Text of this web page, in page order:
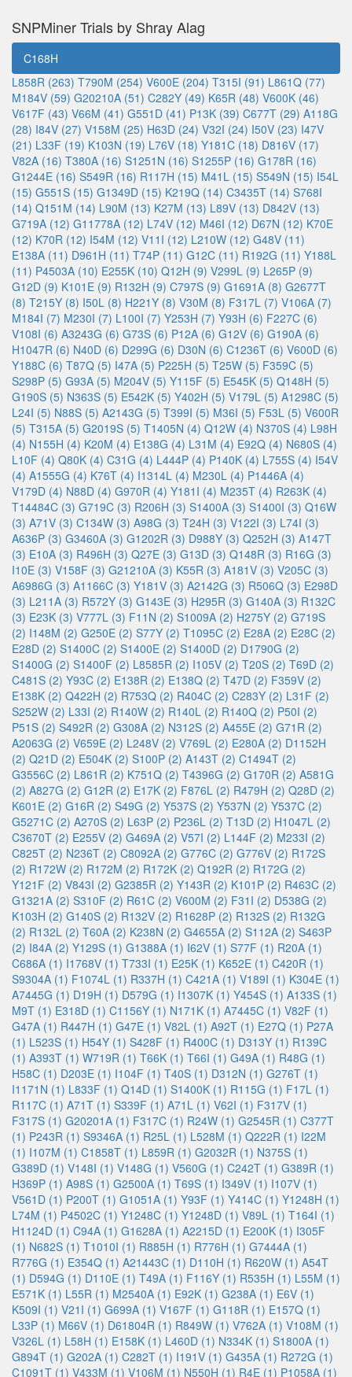
SNPMiner Trials by Shray Alag
C168H
L858R (263) T790M (254) V600E (204) T315I (91) L861Q (77)
M184V (59) G20210A (51) C282Y (49) K65R (48) V600K (46)
V617F (43) V66M (41) G551D (41) P13K (39) C677T (29) A118G
(28) I84V (27) V158M (25) H63D (24) V32I (24) I50V (23) I47V
(21) L33F (19) K103N (19) L76V (18) Y181C (18) D816V (17)
V82A (16) T380A (16) S1251N (16) S1255P (16) G178R (16)
G1244E (16) S549R (16) R117H (15) M41L (15) S549N (15) I54L
(15) G551S (15) G1349D (15) K219Q (14) C3435T (14) S768I
(14) Q151M (14) L90M (13) K27M (13) L89V (13) D842V (13)
G719A (12) G11778A (12) L74V (12) M46I (12) D67N (12) K70E
(12) K70R (12) I54M (12) V11I (12) L210W (12) G48V (11)
E138A (11) D961H (11) T74P (11) G12C (11) R192G (11) Y188L
(11) P4503A (10) E255K (10) Q12H (9) V299L (9) L265P (9)
G12D (9) K101E (9) R132H (9) C797S (9) G1691A (8) G2677T
(8) T215Y (8) I50L (8) H221Y (8) V30M (8) F317L (7) V106A (7)
M184I (7) M230I (7) L100I (7) Y253H (7) Y93H (6) F227C (6)
V108I (6) A3243G (6) G73S (6) P12A (6) G12V (6) G190A (6)
H1047R (6) N40D (6) D299G (6) D30N (6) C1236T (6) V600D (6)
Y188C (6) T87Q (5) I47A (5) P225H (5) T25W (5) F359C (5)
S298P (5) G93A (5) M204V (5) Y115F (5) E545K (5) Q148H (5)
G190S (5) N363S (5) E542K (5) Y402H (5) V179L (5) A1298C (5)
L24I (5) N88S (5) A2143G (5) T399I (5) M36I (5) F53L (5) V600R
(5) T315A (5) G2019S (5) T1405N (4) Q12W (4) N370S (4) L98H
(4) N155H (4) K20M (4) E138G (4) L31M (4) E92Q (4) N680S (4)
L10F (4) Q80K (4) C31G (4) L444P (4) P140K (4) L755S (4) I54V
(4) A1555G (4) K76T (4) I1314L (4) M230L (4) P1446A (4)
V179D (4) N88D (4) G970R (4) Y181I (4) M235T (4) R263K (4)
T14484C (3) G719C (3) R206H (3) S1400A (3) S1400I (3) Q16W
(3) A71V (3) C134W (3) A98G (3) T24H (3) V122I (3) L74I (3)
A636P (3) G3460A (3) G1202R (3) D988Y (3) Q252H (3) A147T
(3) E10A (3) R496H (3) Q27E (3) G13D (3) Q148R (3) R16G (3)
I10E (3) V158F (3) G21210A (3) K55R (3) A181V (3) V205C (3)
A6986G (3) A1166C (3) Y181V (3) A2142G (3) R506Q (3) E298D
(3) L211A (3) R572Y (3) G143E (3) H295R (3) G140A (3) R132C
(3) E23K (3) V777L (3) F11N (2) S1009A (2) H275Y (2) G719S
(2) I148M (2) G250E (2) S77Y (2) T1095C (2) E28A (2) E28C (2)
E28D (2) S1400C (2) S1400E (2) S1400D (2) D1790G (2)
S1400G (2) S1400F (2) L8585R (2) I105V (2) T20S (2) T69D (2)
C481S (2) Y93C (2) E138R (2) E138Q (2) T47D (2) F359V (2)
E138K (2) Q422H (2) R753Q (2) R404C (2) C283Y (2) L31F (2)
S252W (2) L33I (2) R140W (2) R140L (2) R140Q (2) P50I (2)
P51S (2) S492R (2) G308A (2) N312S (2) A455E (2) G71R (2)
A2063G (2) V659E (2) L248V (2) V769L (2) E280A (2) D1152H
(2) Q21D (2) E504K (2) S100P (2) A143T (2) C1494T (2)
G3556C (2) L861R (2) K751Q (2) T4396G (2) G170R (2) A581G
(2) A827G (2) G12R (2) E17K (2) F876L (2) R479H (2) Q28D (2)
K601E (2) G16R (2) S49G (2) Y537S (2) Y537N (2) Y537C (2)
G5271C (2) A270S (2) L63P (2) P236L (2) T13D (2) H1047L (2)
C3670T (2) E255V (2) G469A (2) V57I (2) L144F (2) M233I (2)
C825T (2) N236T (2) C8092A (2) G776C (2) G776V (2) R172S
(2) R172W (2) R172M (2) R172K (2) Q192R (2) R172G (2)
Y121F (2) V843I (2) G2385R (2) Y143R (2) K101P (2) R463C (2)
G1321A (2) S310F (2) R61C (2) V600M (2) F31I (2) D538G (2)
K103H (2) G140S (2) R132V (2) R1628P (2) R132S (2) R132G
(2) R132L (2) T60A (2) K238N (2) G4655A (2) S112A (2) S463P
(2) I84A (2) Y129S (1) G1388A (1) I62V (1) S77F (1) R20A (1)
C686A (1) I1768V (1) T733I (1) E25K (1) K652E (1) C420R (1)
S9304A (1) F1074L (1) R337H (1) C421A (1) V189I (1) K304E (1)
A7445G (1) D19H (1) D579G (1) I1307K (1) Y454S (1) A133S (1)
M9T (1) E318D (1) C1156Y (1) N171K (1) A7445C (1) V82F (1)
G47A (1) R447H (1) G47E (1) V82L (1) A92T (1) E27Q (1) P27A
(1) L523S (1) H54Y (1) S428F (1) R400C (1) D313Y (1) R139C
(1) A393T (1) W719R (1) T66K (1) T66I (1) G49A (1) R48G (1)
H58C (1) D203E (1) I104F (1) T40S (1) D312N (1) G276T (1)
I1171N (1) L833F (1) Q14D (1) S1400K (1) R115G (1) F17L (1)
R117C (1) A71T (1) S339F (1) A71L (1) V62I (1) F317V (1)
F317S (1) G20201A (1) F317C (1) R24W (1) G2545R (1) C377T
(1) P243R (1) S9346A (1) R25L (1) L528M (1) Q222R (1) I22M
(1) I107M (1) C1858T (1) L859R (1) G2032R (1) N375S (1)
G389D (1) V148I (1) V148G (1) V560G (1) C242T (1) G389R (1)
H369P (1) A98S (1) G2500A (1) T69S (1) I349V (1) I107V (1)
V561D (1) P200T (1) G1051A (1) Y93F (1) Y414C (1) Y1248H (1)
L74M (1) P4502C (1) Y1248C (1) Y1248D (1) V89L (1) T164I (1)
H1124D (1) C94A (1) G1628A (1) A2215D (1) E200K (1) I305F
(1) N682S (1) T1010I (1) R885H (1) R776H (1) G7444A (1)
R776G (1) E354Q (1) A21443C (1) D110H (1) R620W (1) A54T
(1) D594G (1) D110E (1) T49A (1) F116Y (1) R535H (1) L55M (1)
E571K (1) L55R (1) M2540A (1) E92K (1) G238A (1) E6V (1)
K509I (1) V21I (1) G699A (1) V167F (1) G118R (1) E157Q (1)
L33P (1) M66V (1) D61804R (1) R849W (1) V762A (1) V108M (1)
V326L (1) L58H (1) E158K (1) L460D (1) N334K (1) S1800A (1)
G894T (1) G202A (1) C282T (1) I191V (1) G435A (1) R272G (1)
C1091T (1) V433M (1) V106M (1) N550H (1) R4E (1) P1058A (1)